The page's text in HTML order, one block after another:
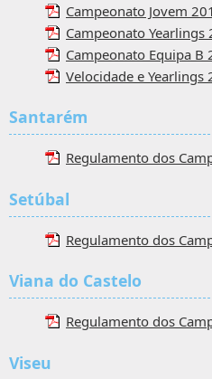
Campeonato Jovem
Campeonato Yearlings
Campeonato Equipa B
Velocidade e Yearlings
Santarém
Regulamento dos
Setúbal
Regulamento dos
Viana do Castelo
Regulamento dos
Viseu